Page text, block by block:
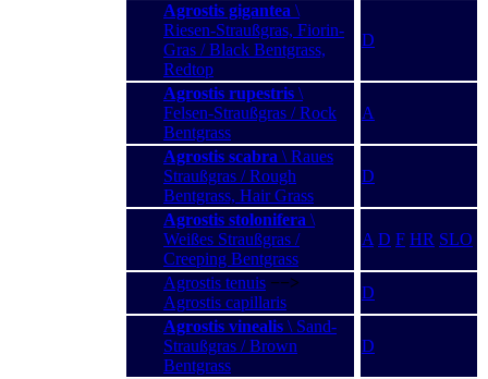
Agrostis gigantea \
Riesen-Straußgras, Fiorin-
Gras / Black Bentgrass,
Redtop
D
Agrostis rupestris \
Felsen-Straußgras / Rock
Bentgrass
A
Agrostis scabra \ Raues
Straußgras / Rough
Bentgrass, Hair Grass
D
Agrostis stolonifera \
Weißes Straußgras /
Creeping Bentgrass
A D F HR SLO
Agrostis tenuis −−>
Agrostis capillaris
D
Agrostis vinealis \ Sand-
Straußgras / Brown
Bentgrass
D